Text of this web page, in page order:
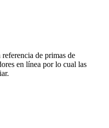
de primas de
en línea por lo cual las